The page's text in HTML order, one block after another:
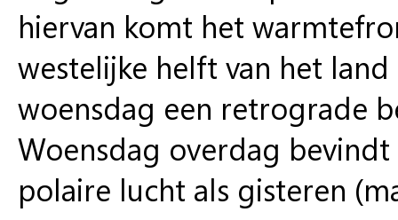
hiervan komt het
westelijke helft van het
woensdag een retrograde
Woensdag overdag
polaire lucht als gisteren